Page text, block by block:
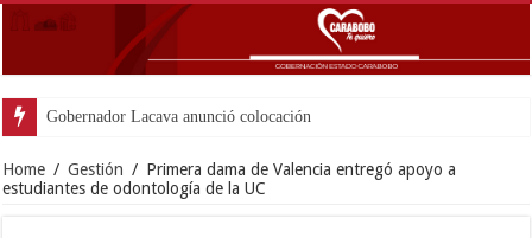
Gobernador Lacava anunció colocación de más de mil 50
Home / Gestión / Primera dama de Valencia entregó apoyo a
estudiantes de odontología de la UC